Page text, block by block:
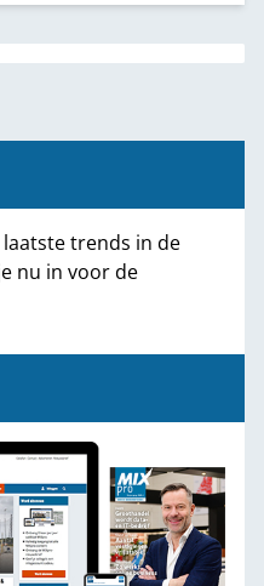
trends in de
nu in voor de